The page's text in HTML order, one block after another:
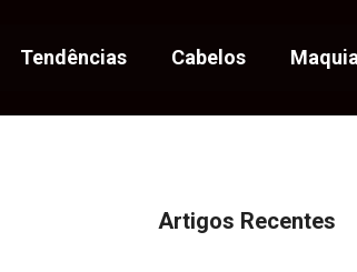
Tendências Cabelos
Artigos Recentes